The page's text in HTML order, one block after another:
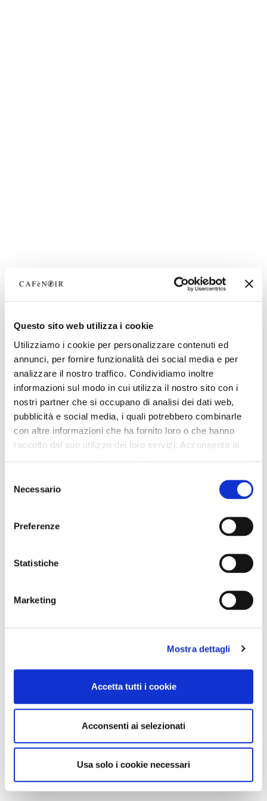
Questo sito web utilizza i cookie
Utilizziamo i cookie per personalizzare contenuti ed
annunci, per fornire funzionalità dei social media e per
analizzare il nostro traffico. Condividiamo inoltre
informazioni sul modo in cui utilizza il nostro sito con i
nostri partner che si occupano di analisi dei dati web,
pubblicità e social media, i quali potrebbero combinarle
con altre informazioni che ha fornito loro o che hanno
raccolto dal suo utilizzo dei loro servizi. Acconsenta ai
delNecessario
Preferenze
Statistiche
Marketing
Mostra dettagli
Accetta tutti i cookie
Acconsenti ai selezionati
Usa solo i cookie necessari